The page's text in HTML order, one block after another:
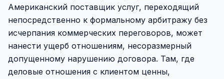
Американский поставщик услуг, переходящий
непосредственно к формальному арбитражу без
исчерпания коммерческих переговоров, может
нанести ущерб отношениям, несоразмерный
допущенному нарушению договора. Там, где
деловые отношения с клиентом ценны,